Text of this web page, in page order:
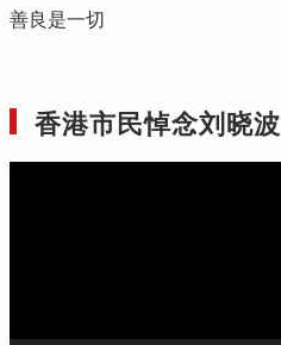
善良是一切
香港市民悼念刘晓波